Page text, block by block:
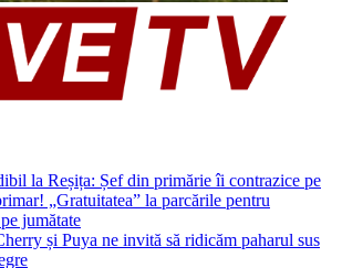
la Reșița: Șef din primărie îi contrazice pe
„Gratuitatea” la parcările pentru
jumătate
și Puya ne invită să ridicăm paharul sus